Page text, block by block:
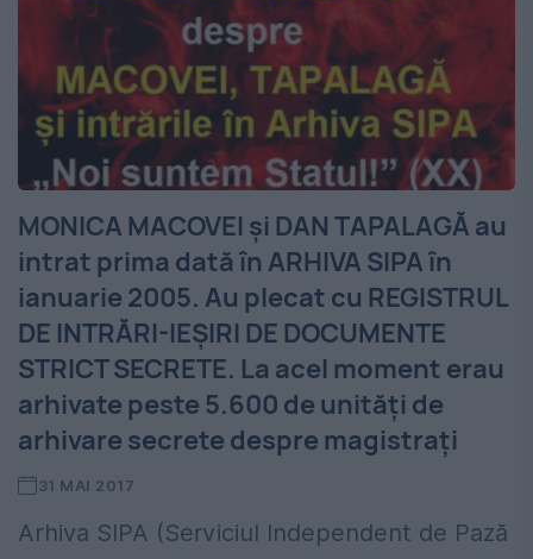
MONICA MACOVEI și DAN TAPALAGĂ au
intrat prima dată în ARHIVA SIPA în
ianuarie 2005. Au plecat cu REGISTRUL
DE INTRĂRI-IEȘIRI DE DOCUMENTE
STRICT SECRETE. La acel moment erau
arhivate peste 5.600 de unități de
arhivare secrete despre magistrați
31 MAI 2017
Arhiva SIPA (Serviciul Independent de Pază